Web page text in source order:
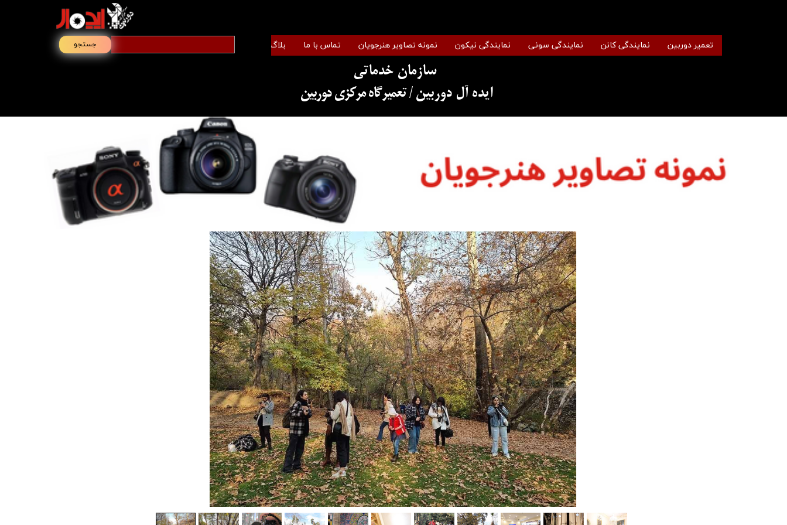
سازمان خدماتی
​​​​​​​ایده آل دوربین / تعمیرگاه مرکزی دوربین
جستجو تعمیر دوربین نمایندگی کانن نمایندگی سونی نمایندگی نیکون نمونه تصاویر هنرجویان تماس با ما بلاگ